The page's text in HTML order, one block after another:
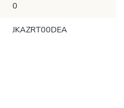
0
JKAZRT00DEA